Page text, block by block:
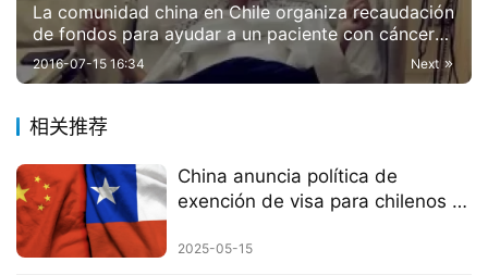
La comunidad china en Chile organiza recaudación
de fondos para ayudar a un paciente con cáncer
colorrectal
Next
2016-07-15 16:34
相关推荐
China anuncia política de
exención de visa para chilenos a
2025-05-15